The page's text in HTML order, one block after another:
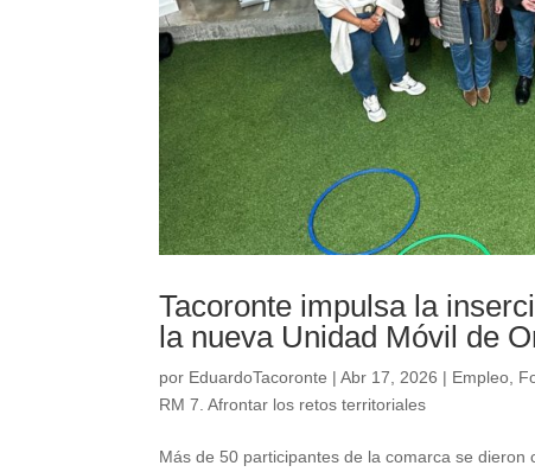
Tacoronte impulsa la
la nueva Unidad Móvil de
por EduardoTacoronte |Abr 17, 2026 | Empleo
RM 7. Afrontar los retos territoriales
Más de 50 participantes de la comarca se